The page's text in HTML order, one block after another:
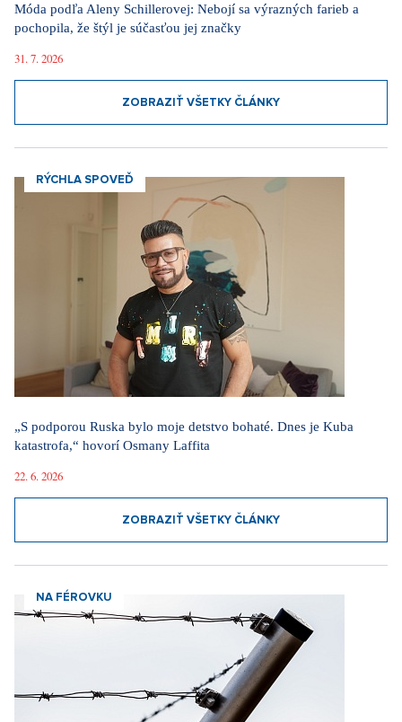
Móda podľa Aleny Schillerovej: Nebojí sa výrazných farieb a
pochopila, že štýl je súčasťou jej značky
31. 7. 2026
ZOBRAZIŤ VŠETKY ČLÁNKY
RÝCHLA SPOVEĎ
„S podporou Ruska bylo moje detstvo bohaté. Dnes je Kuba
katastrofa,“ hovorí Osmany Laffita
22. 6. 2026
ZOBRAZIŤ VŠETKY ČLÁNKY
NA FÉROVKU